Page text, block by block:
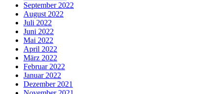
September 2022
August 2022
Juli 2022
Juni 2022
Mai 2022
April 2022
März 2022
Februar 2022
Januar 2022
Dezember 2021